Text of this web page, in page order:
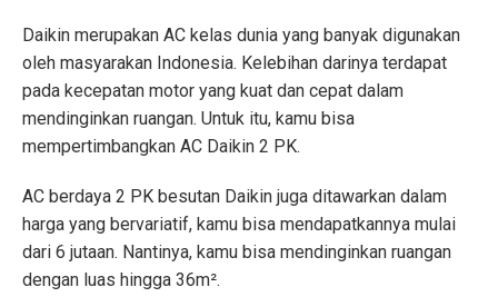
Daikin merupakan AC kelas dunia yang banyak digunakan
oleh masyarakan Indonesia. Kelebihan darinya terdapat
pada kecepatan motor yang kuat dan cepat dalam
mendinginkan ruangan. Untuk itu, kamu bisa
mempertimbangkan AC Daikin 2 PK.
AC berdaya 2 PK besutan Daikin juga ditawarkan dalam
harga yang bervariatif, kamu bisa mendapatkannya mulai
dari 6 jutaan. Nantinya, kamu bisa mendinginkan ruangan
dengan luas hingga 36m².